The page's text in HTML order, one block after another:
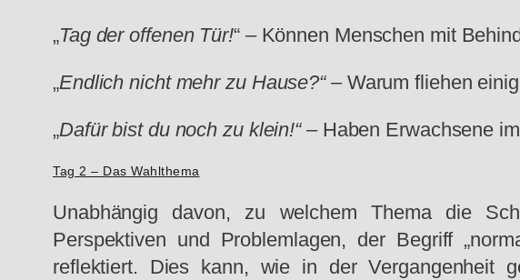
„Tag der offenen Tür!“ – Können Menschen mit
„Endlich nicht mehr zu Hause?“ – Warum fliehen
„Dafür bist du noch zu klein!“ –Haben Erwachsene
Tag 2 – Das Wahlthema
Unabhängig davon, zu welchem Thema die
Perspektiven und Problemlagen, der Begriff
reflektiert. Dies kann, wie in der Vergangenheit